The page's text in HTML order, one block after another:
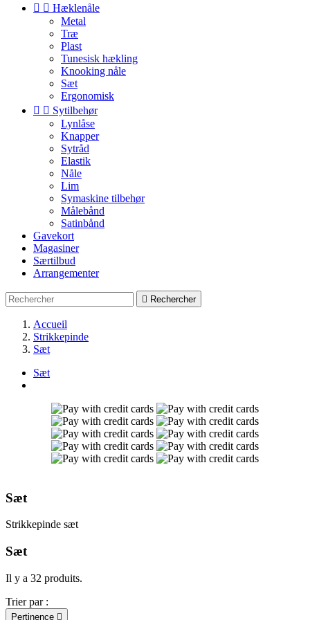
  Hæklenåle
Metal
Træ
Plast
Tunesisk hækling
Knooking nåle
Sæt
Ergonomisk
  Sytilbehør
Lynlåse
Knapper
Sytråd
Elastik
Nåle
Lim
Symaskine tilbehør
Målebånd
Satinbånd
Gavekort
Magasiner
Særtilbud
Arrangementer
 Rechercher
Accueil
Strikkepinde
Sæt
Sæt
Sæt
Strikkepinde sæt
Sæt
Il y a 32 produits.
Trier par :
Pertinence 